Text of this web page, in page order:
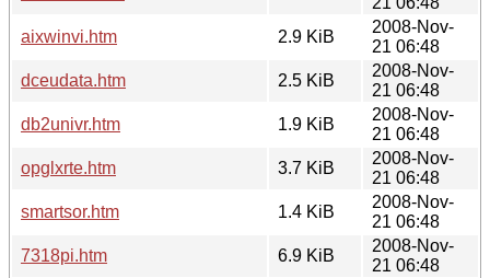
aixwinvi.htm
2.9 KiB
2008-Nov-
21 06:48
dceudata.htm
2.5 KiB
2008-Nov-
21 06:48
db2univr.htm
1.9 KiB
2008-Nov-
21 06:48
opglxrte.htm
3.7 KiB
2008-Nov-
21 06:48
smartsor.htm
1.4 KiB
2008-Nov-
21 06:48
7318pi.htm
6.9 KiB
2008-Nov-
21 06:48